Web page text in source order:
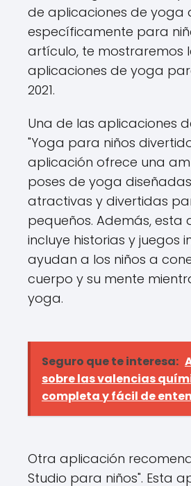
de aplicaciones de yoga
específicamente para
artículo, te mostraremos
aplicaciones de yoga
2021.
Una de las aplicaciones
"Yoga para niños
aplicación ofrece una
poses de yoga
atractivas y divertidas
pequeños. Además, esta
incluye historias y juegos
ayudan a los niños a
cuerpo y su mente
yoga.
Seguro que te interesa:
sobre las valencias
completa y fácil de
Otra aplicación
Studio para niños". Esta